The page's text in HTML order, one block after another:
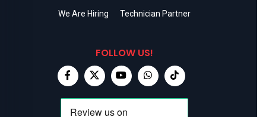
We Are Hiring
Technician Partner
FOLLOW US!